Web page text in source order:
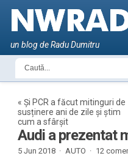
un blog de Radu Dumitru
«Și PCR a făcut mitinguri de
susținere ani de zile și știm
cum a sfârșit
Audi a prezentat
5 Jun 2018 · AUTO · 12